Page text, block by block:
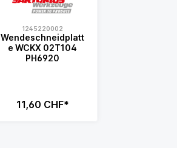
1245220002
Wendeschneidplatt
e WCKX 02T104
PH6920
11,60 CHF*